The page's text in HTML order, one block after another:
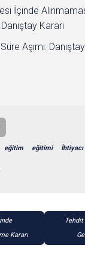
İçinde
Kararı
Aşımı:
eğitim eğitimi İhtiyacı
Kararı